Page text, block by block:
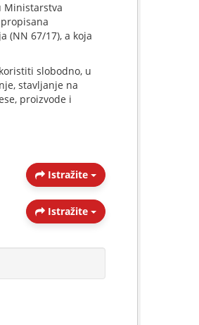
Ministarstva
(NN 67/17), a koja
slobodno, u
stavljanje na
proizvode i
Istražite
Istražite